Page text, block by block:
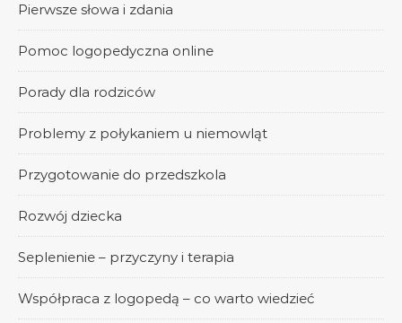
Pierwsze słowa i zdania
Pomoc logopedyczna online
Porady dla rodziców
Problemy z połykaniem u niemowląt
Przygotowanie do przedszkola
Rozwój dziecka
Seplenienie – przyczyny i terapia
Współpraca z logopedą – co warto wiedzieć